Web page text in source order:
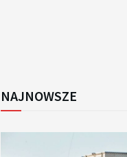
NAJNOWSZE